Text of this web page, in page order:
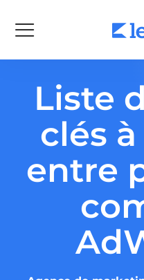
Liste
clés
entre